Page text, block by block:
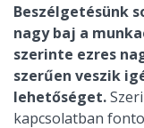
Beszélgetésünk
nagy baj a
szerinte ezres
szerűen veszik
lehetőséget.
kapcsolatban